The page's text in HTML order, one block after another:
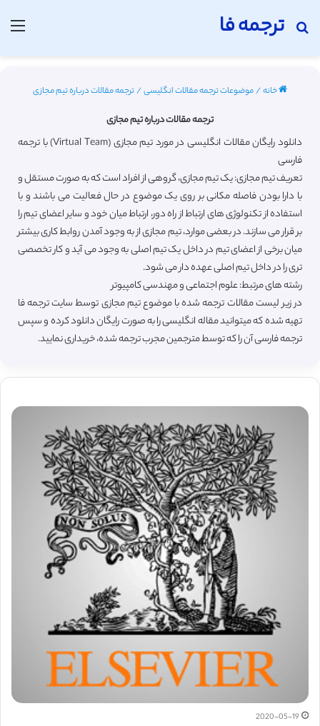
ترجمه فا
جستجو برای
خانه/موضوعات ترجمه مقالات انگلیسی/ترجمه مقالات درباره تیم مجازی
ترجمه مقالات درباره تیم مجازی
دانلود رایگان مقالات انگلیسی در مورد تیم مجازی (Virtual Team) با ترجمه
فارسی
تعریف تیم مجازی: یک تیم مجازی، گروهی از افراد است که به صورت مستقل و
با دارا بودن فاصله مکانی بر روی یک موضوع در حال فعالیت می باشند و با
استفاده از تکنولوژی های ارتباط از راه دور، ارتباط میان خود و سایر اعضای تیم را
بر قرار می سازند. در بعضی موارد، تیم مجازی از به وجود آمدن روابط کاری بیشتر
میان برخی از اعضای تیم در داخل یک تیم اصلی به وجود می آید و کار تخصصی
تری را در داخل تیم اصلی عهده دار می شود.
رشته های مرتبط: علوم اجتماعی و مهندسی کامپیوتر
در زیر لیست مقالات ترجمه شده با موضوع تیم مجازی توسط سایت ترجمه فا
تهیه شده که میتوانید مقاله انگلیسی را به صورت رایگان دانلود کرده و سپس
ترجمه فارسی آن را که توسط مترجمین مجرب ترجمه شده، خریداری نمایید.
2020-05-19